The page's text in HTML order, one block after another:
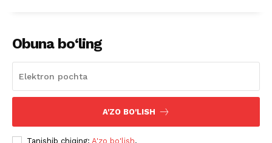
Obuna bo‘ling
A'ZO BO'LISH
Tanishib chiqing: A'zo bo'lish.